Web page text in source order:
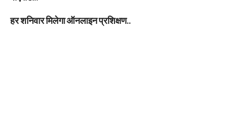
हर शनिवार मिलेगा ऑनलाइन प्रशिक्षण..